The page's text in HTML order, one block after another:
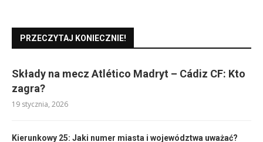
PRZECZYTAJ KONIECZNIE!
Składy na mecz Atlético Madryt – Cádiz CF: Kto
zagra?
19 stycznia, 2026
Kierunkowy 25: Jaki numer miasta i województwa uważać?